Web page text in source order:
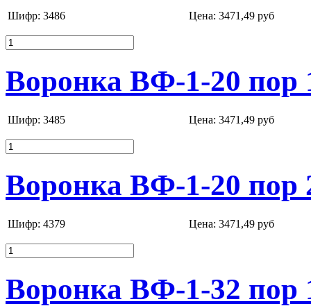
Шифр: 3486 Цена: 3471,49 руб
Воронка ВФ-1-20 пор
Шифр: 3485 Цена: 3471,49 руб
Воронка ВФ-1-20 пор
Шифр: 4379 Цена: 3471,49 руб
Воронка ВФ-1-32 пор